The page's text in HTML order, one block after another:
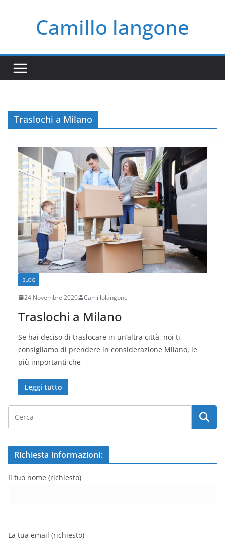
contenutoCamillo langone
Traslochi a Milano
BLOG
24 Novembre 2020 Camillolangone
Traslochi a Milano
Se hai deciso di traslocare in un’altra città, noi ti
consigliamo di prendere in considerazione Milano, le
più importanti che
Leggi tutto
Richiesta informazioni:
Il tuo nome (richiesto)
La tua email (richiesto)